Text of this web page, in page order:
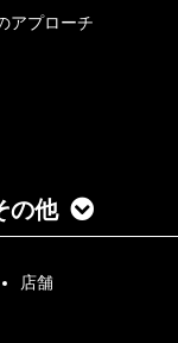
アプローチ
の他
店舗